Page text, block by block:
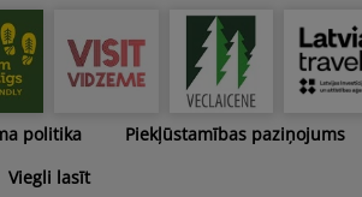
politika
Piekļūstamības paziņojums
Viegli lasīt